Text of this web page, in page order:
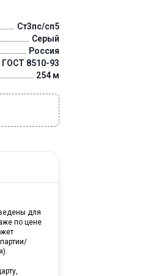
Ст3пс/сп5
Серый
Россия
ГОСТ 8510-93
254 м
для
по цене